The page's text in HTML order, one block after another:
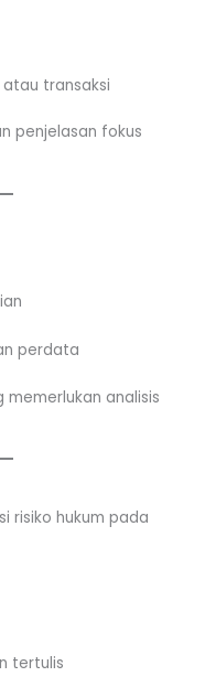
transaksi
penjelasan fokus
perdata
memerlukan analisis
risiko hukum pada
tertulis